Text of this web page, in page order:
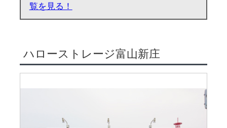
覧を見る！
ハローストレージ富山新庄